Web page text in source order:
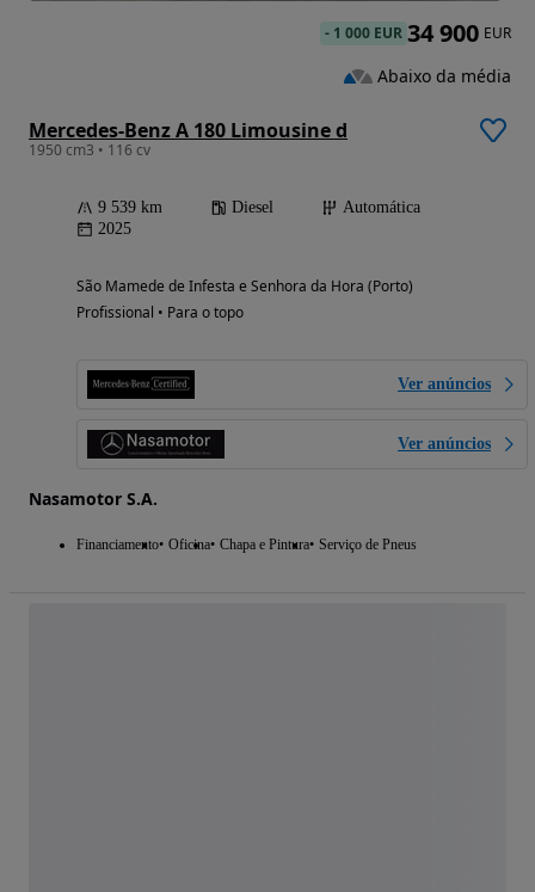
Mercedes-Benz A 180 Limousine d
1950 cm3 • 116 cv
9 539 km Diesel
Automática
2025
São Mamede de Infesta e Senhora da Hora (Porto)
Profissional • Para o topo
Ver anúncios
Ver anúncios
Nasamotor S.A.
Financiamento Oficina Chapa e Pintura Serviço de Pneus
- 1 000 EUR 34 900 EUR
Abaixo da média